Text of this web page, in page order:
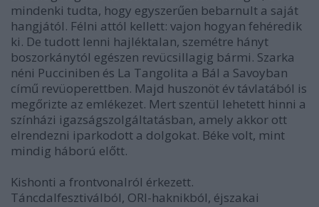
mindenki tudta, hogy egyszerűen bebarnult a saját
hangjától. Félni attól kellett: vajon hogyan fehéredik
ki. De tudott lenni hajléktalan, szemétre hányt
boszorkánytól egészen revücsillagig bármi. Szarka
néni Pucciniben és La Tangolita a Bál a Savoyban
című revüoperettben. Majd huszonöt év távlatából is
megőrizte az emlékezet. Mert szentül lehetett hinni a
színházi igazságszolgáltatásban, amely akkor ott
elrendezni iparkodott a dolgokat. Béke volt, mint
mindig háború előtt.
Kishonti a frontvonalról érkezett.
Táncdalfesztiválból, ORI-haknikból, éjszakai